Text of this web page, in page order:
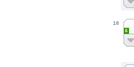
18
6